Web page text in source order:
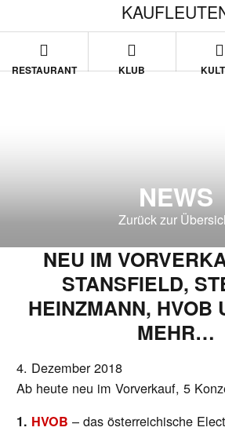
RESTAURANT KLUB
NEWS
Zurück zur
NEU IM
STANSFIELD,
HEINZMANN, HVOB
MEHR…
4. Dezember 2018
Ab heute neu im Vorverkauf, 5
1. HVOB – das österreichische